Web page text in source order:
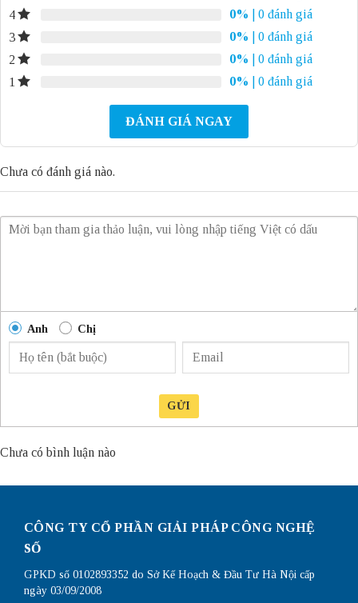
4
0%
| 0 đánh giá
3
0%
| 0 đánh giá
2
0%
| 0 đánh giá
1
0% | 0 đánh giá
ĐÁNH GIÁ NGAY
Chưa có đánh giá nào.
Anh Chị
GỬI
Chưa có bình luận nào
CÔNG TY CỔ PHẦN GIẢI PHÁP CÔNG NGHỆ
SỐ
GPKD số 0102893352 do Sở Kế Hoạch & Đầu Tư Hà Nội cấp
ngày 03/09/2008